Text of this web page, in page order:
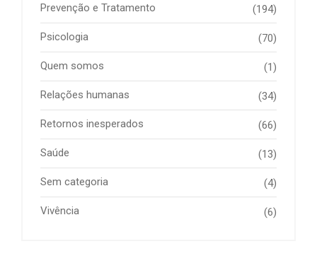
Prevenção e Tratamento (194)
Psicologia (70)
Quem somos (1)
Relações humanas (34)
Retornos inesperados (66)
Saúde (13)
Sem categoria (4)
Vivência (6)